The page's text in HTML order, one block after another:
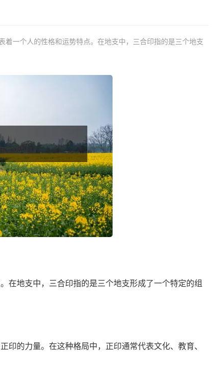
一个人的性格和运势特点。在地支中，三合印指的是三个地支
在地支中，三合印指的是三个地支形成了一个特定的组
印的力量。在这种格局中，正印通常代表文化、教育、